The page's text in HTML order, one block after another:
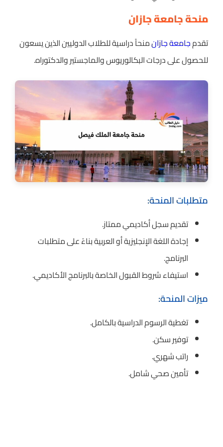
منحة جامعة جازان
تقدمجامعة جازانمنحاً دراسية للطلاب الدوليين الذين يسعون
للحصول على درجات البكالوريوس والماجستير والدكتوراه.
متطلبات المنحة:
تقديم سجل أكاديمي ممتاز.
إجادة اللغة الإنجليزية أو العربية بناءً على متطلبات
البرنامج.
استيفاء شروط القبول الخاصة بالبرنامج الأكاديمي.
ميزات المنحة:
تغطية الرسوم الدراسية بالكامل.
توفير سكن.
راتب شهري.
تأمين صحي شامل.